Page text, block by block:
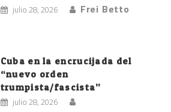
julio 28, 2026 Frei Betto
Cuba en la encrucijada del
“nuevo orden
trumpista/fascista”
julio 28, 2026